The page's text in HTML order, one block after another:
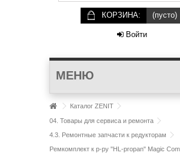
КОРЗИНА: (пусто)
Войти
МЕНЮ
Каталог ZENIT
04. Товары для сервиса и ремонта
4.3. Ремонтные запчасти к редукторам
Ремкомплект к р-ру "HL-propan" Magic